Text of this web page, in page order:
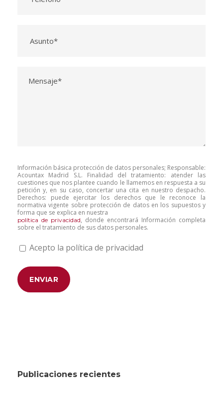
Información básica protección de datos personales; Responsable:
Acountax Madrid S.L. Finalidad del tratamiento: atender las
cuestiones que nos plantee cuando le llamemos en respuesta a su
petición y, en su caso, concertar una cita en nuestro despacho.
Derechos: puede ejercitar los derechos que le reconoce la
normativa vigente sobre protección de datos en los supuestos y
forma que se explica en nuestra
política de privacidad, donde encontrará Información completa
sobre el tratamiento de sus datos personales.
Acepto la política de privacidad
Publicaciones recientes